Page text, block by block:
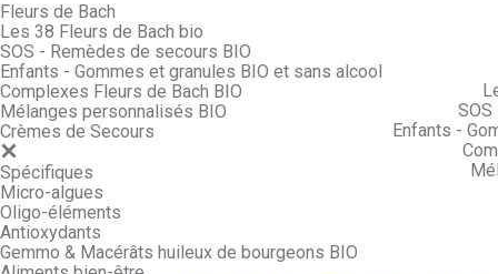
Fleurs de Bach
Les 38 Fleurs de Bach bio
SOS - Remèdes de secours BIO
Enfants - Gommes et granules BIO et sans alcool
Complexes Fleurs de Bach BIO
Mélanges personnalisés BIO
Crèmes de Secours
Spécifiques
Micro-algues
Oligo-éléments
Antioxydants
Gemmo & Macérâts huileux de bourgeons BIO
Enfants -